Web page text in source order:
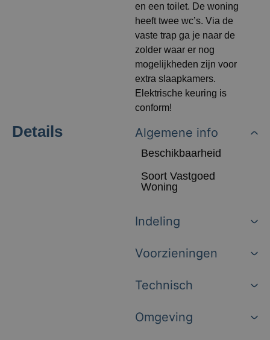
en een toilet. De woning
heeft twee wc’s. Via de
vaste trap ga je naar de
zolder waar er nog
mogelijkheden zijn voor
extra slaapkamers.
Elektrische keuring is
conform!
Details Algemene info
Beschikbaarheid
Soort Vastgoed
Woning
Indeling
Voorzieningen
Technisch
Omgeving